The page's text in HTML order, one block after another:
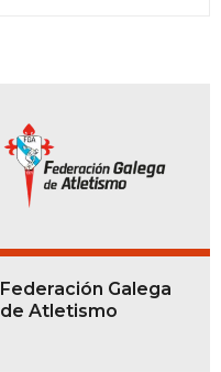
Federación Galega
de Atletismo